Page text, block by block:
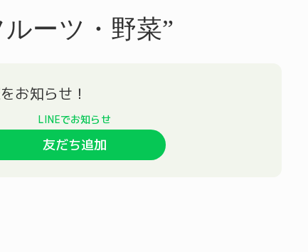
ーツ・野菜”
友だち追加